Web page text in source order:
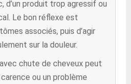
d’un produit trop agressif ou
Le bon réflexe est
associés, puis d’agir
sur la douleur.
chute de cheveux peut
ou un problème